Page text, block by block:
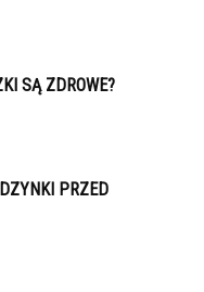
SĄ ZDROWE?
PRZED